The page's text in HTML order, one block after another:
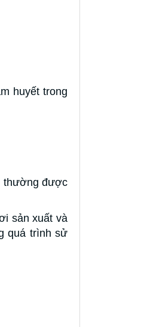
huyết trong
thường được
sản xuất và
quá trình sử